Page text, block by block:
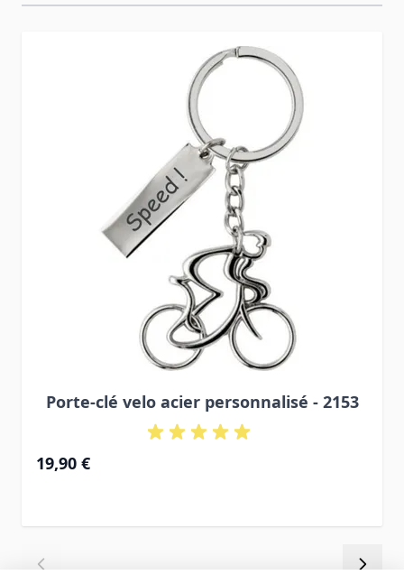
Porte-clé velo acier personnalisé - 2153
19,90 €